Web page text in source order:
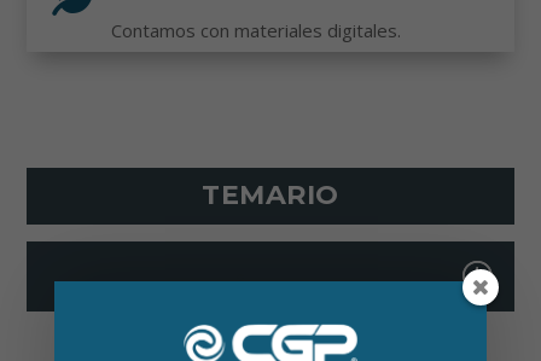
Contamos con materiales digitales.
TEMARIO